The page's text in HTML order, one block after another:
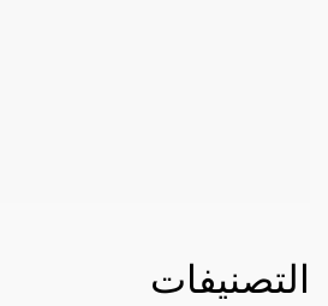
التصنيفات